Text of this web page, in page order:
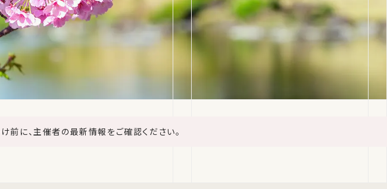
前に、主催者の最新情報をご確認ください。